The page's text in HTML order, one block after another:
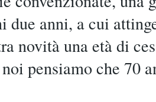
due anni, a cui
novità una età di
pensiamo che 70